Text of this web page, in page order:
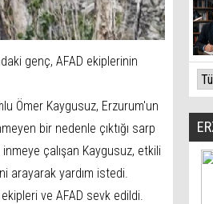
genç, AFAD ekiplerinin
Ömer Kaygusuz, Erzurum'un
bir nedenle çıktığı sarp
çalışan Kaygusuz, etkili
arayarak yardım istedi.
ve AFAD sevk edildi.